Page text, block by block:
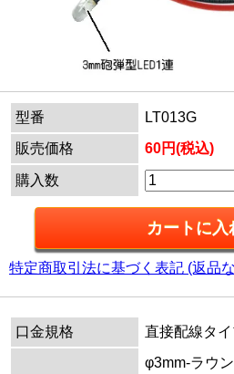
型番
LT013G
販売価格
60円(税込)
購入数
特定商取引法に基づく表記 (返品
口金規格 直接配線タ
φ3mm-ラウ